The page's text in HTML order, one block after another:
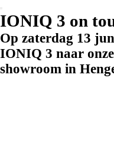
IONIQ 3 on
Op zaterdag 13
IONIQ 3 naar
showroom in